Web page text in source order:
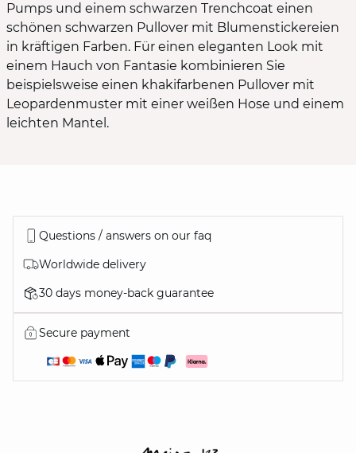
Pumps und einem schwarzen Trenchcoat einen
schönen schwarzen Pullover mit Blumenstickereien
in kräftigen Farben. Für einen eleganten Look mit
einem Hauch von Fantasie kombinieren Sie
beispielsweise einen khakifarbenen Pullover mit
Leopardenmuster mit einer weißen Hose und einem
leichten Mantel.
Questions / answers on our faq
Worldwide delivery
30 days money-back guarantee
Secure payment